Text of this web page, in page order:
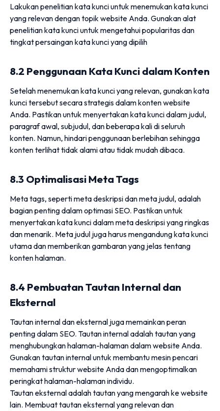
Lakukan penelitian kata kunci untuk menemukan kata kunci
yang relevan dengan topik website Anda. Gunakan alat
penelitian kata kunci untuk mengetahui popularitas dan
tingkat persaingan kata kunci yang dipilih
8.2 Penggunaan Kata Kunci dalam Konten
Setelah menemukan kata kunci yang relevan, gunakan kata
kunci tersebut secara strategis dalam konten website
Anda. Pastikan untuk menyertakan kata kunci dalam judul,
paragraf awal, subjudul, dan beberapa kali di seluruh
konten. Namun, hindari penggunaan berlebihan sehingga
konten terlihat tidak alami atau tidak mudah dibaca.
8.3 Optimalisasi Meta Tags
Meta tags, seperti meta deskripsi dan meta judul, adalah
bagian penting dalam optimasi SEO. Pastikan untuk
menyertakan kata kunci dalam meta deskripsi yang ringkas
dan menarik. Meta judul juga harus mengandung kata kunci
utama dan memberikan gambaran yang jelas tentang
konten halaman.
8.4 Pembuatan Tautan Internal dan
Eksternal
Tautan internal dan eksternal juga memainkan peran
penting dalam SEO. Tautan internal adalah tautan yang
menghubungkan halaman-halaman dalam website Anda.
Gunakan tautan internal untuk membantu mesin pencari
memahami struktur website Anda dan mengoptimalkan
peringkat halaman-halaman individu.
Tautan eksternal adalah tautan yang mengarah ke website
lain. Membuat tautan eksternal yang relevan dan